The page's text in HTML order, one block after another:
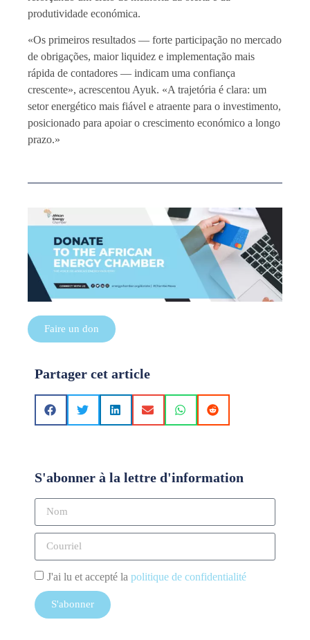
produtividade económica.
«Os primeiros resultados — forte participação no mercado
de obrigações, maior liquidez e implementação mais
rápida de contadores — indicam uma confiança
crescente», acrescentou Ayuk. «A trajetória é clara: um
setor energético mais fiável e atraente para o investimento,
posicionado para apoiar o crescimento económico a longo
prazo.»
Faire un don
Partager cet article
S'abonner à la lettre d'information
J'ai lu et accepté la politique de confidentialité
S'abonner